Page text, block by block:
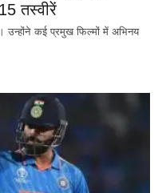
तस्वीरें
उन्होंने कई प्रमुख फिल्मों में अभिनय